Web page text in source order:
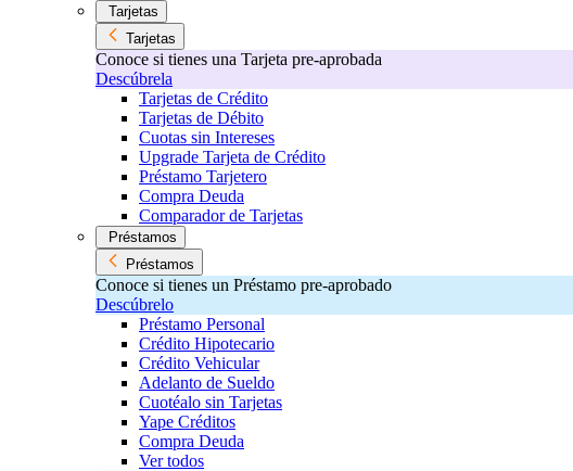
Tarjetas
Tarjetas
Conoce si tienes una Tarjeta pre-aprobada
Descúbrela
Tarjetas de Crédito
Tarjetas de Débito
Cuotas sin Intereses
Upgrade Tarjeta de Crédito
Préstamo Tarjetero
Compra Deuda
Comparador de Tarjetas
Préstamos
Préstamos
Conoce si tienes un Préstamo pre-aprobado
Descúbrelo
Préstamo Personal
Crédito Hipotecario
Crédito Vehicular
Adelanto de Sueldo
Cuotéalo sin Tarjetas
Yape Créditos
Compra Deuda
Ver todos